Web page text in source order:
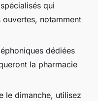
qui
notamment
dédiées
la pharmacie
le dimanche, utilisez